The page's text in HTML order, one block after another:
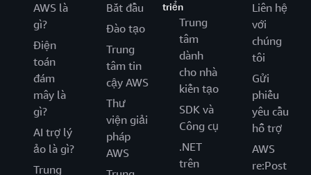
AWS là
gì?
Điện
toán
đám
mây là
gì?
AI trợ lý
ảo là gì?
Trung
Bắt đầu
Đào tạo
Trung
tâm tin
cậy AWS
Thư
viện giải
pháp
AWS
triển
Trung
tâm
dành
cho nhà
kiến tạo
SDK và
Công cụ
.NET
trên
Liên hệ
với
chúng
tôi
Gửi
phiếu
yêu cầu
hỗ trợ
AWS
re:Post